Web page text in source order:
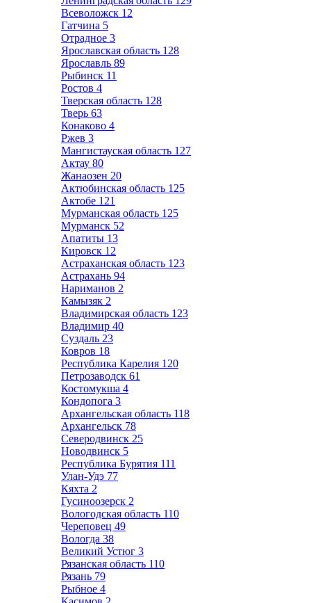
Всеволожск 12
Гатчина 5
Отрадное 3
Ярославская область 128
Ярославль 89
Рыбинск 11
Ростов 4
Тверская область 128
Тверь 63
Конаково 4
Ржев 3
Мангистауская область 127
Актау 80
Жанаозен 20
Актюбинская область 125
Актобе 121
Мурманская область 125
Мурманск 52
Апатиты 13
Кировск 12
Астраханская область 123
Астрахань 94
Нариманов 2
Камызяк 2
Владимирская область 123
Владимир 40
Суздаль 23
Ковров 18
Республика Карелия 120
Петрозаводск 61
Костомукша 4
Кондопога 3
Архангельская область 118
Архангельск 78
Северодвинск 25
Новодвинск 5
Республика Бурятия 111
Улан-Удэ 77
Кяхта 2
Гусиноозерск 2
Вологодская область 110
Череповец 49
Вологда 38
Великий Устюг 3
Рязанская область 110
Рязань 79
Рыбное 4